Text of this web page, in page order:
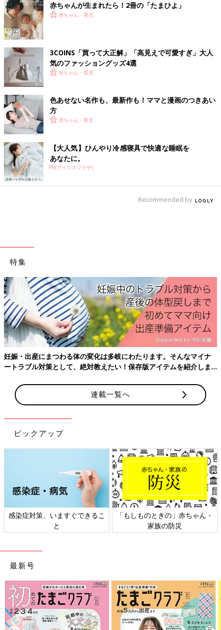
赤ちゃんが生まれたら！2冊の「たまひよ」
赤ちゃん・育児
3COINS「買って大正解」「高見えで可愛すぎ」大人
気のファッショングッズ4選
赤ちゃん・育児
色あせない名作も、最新作も！ママと漫画のつきあい
方
赤ちゃん・育児
【大人気】ひんやり冷感寝具で快適な睡眠を
あなたに。
PR(アイリスプラザ)
Recommended by
特集
妊娠・出産にまつわる体の変化は多岐にわたります。そんなマイナ
ートラブル対策として、絶対教えたい！保存版アイテムを紹介しま
連載一覧へ
ピックアップ
感染症対策、いますぐできるこ
と
「もしものときの」赤ちゃん・
家族の防災
最新号